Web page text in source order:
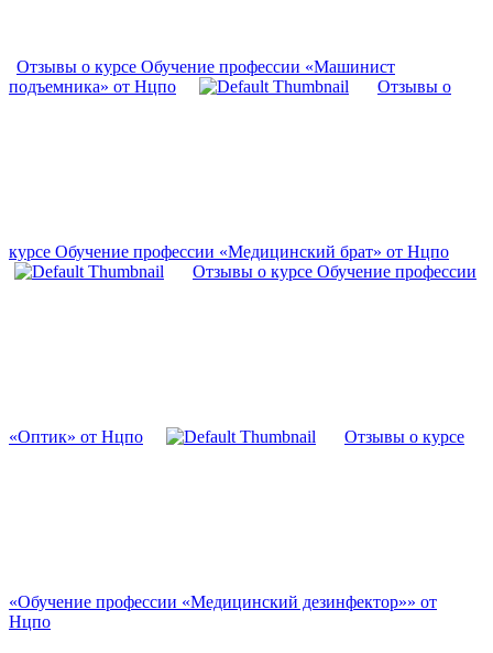
Отзывы о курсе Обучение профессии «Машинист
подъемника» от Нцпо
Отзывы о
курсе Обучение профессии «Медицинский брат» от Нцпо
Отзывы о курсе Обучение профессии
«Оптик» от Нцпо Отзывы о курсе
«Обучение профессии «Медицинский дезинфектор»» от
Нцпо